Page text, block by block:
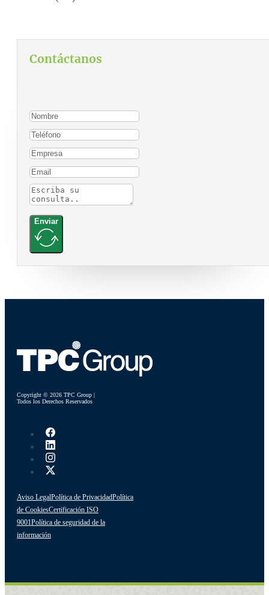
Contáctanos
Enviar
Copyright © 2026 TPC Group |
Todos los Derechos Reservados
Aviso LegalPolítica de PrivacidadPolítica
de CookiesCertificación ISO
9001Política de seguridad de la
información